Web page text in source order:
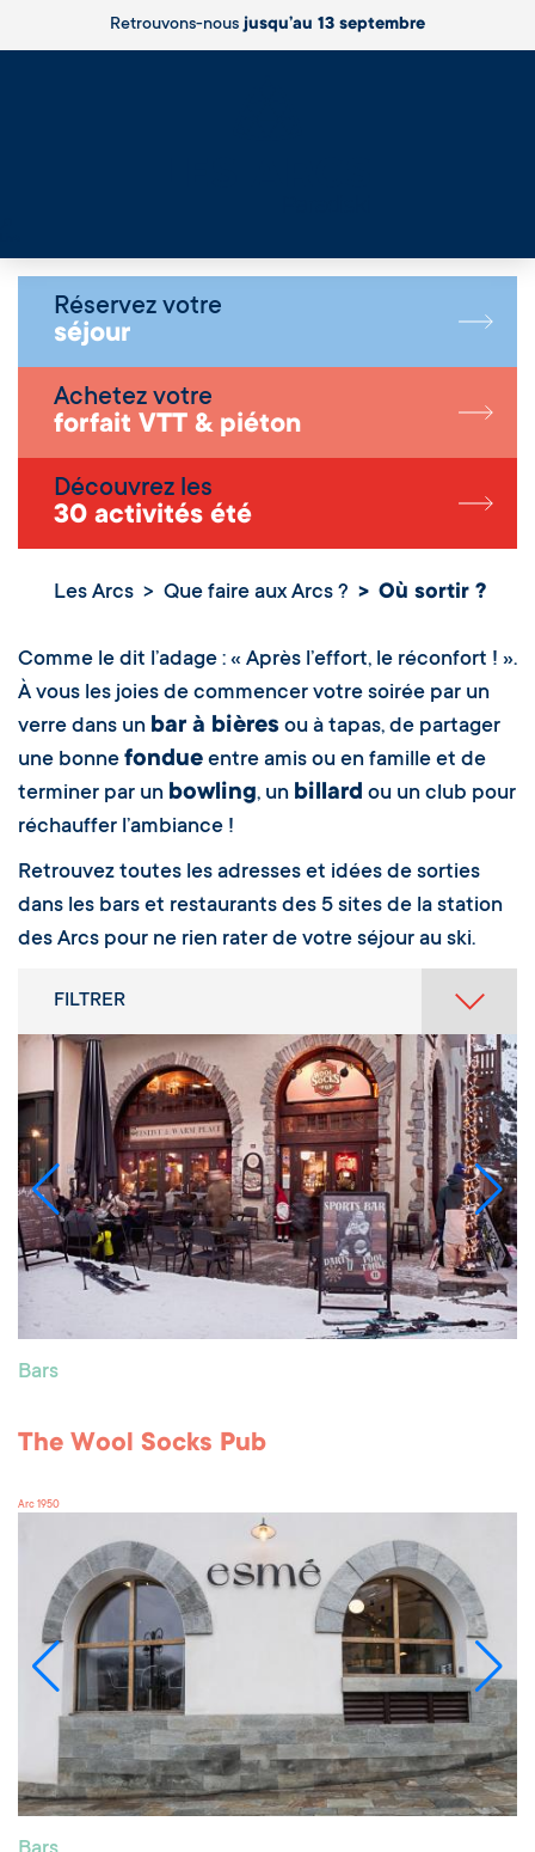
Retrouvons-nousjusqu’au 13 septembre
Réservez votre
séjour
Achetez votre
forfait VTT & piéton
Découvrez les
30 activités été
Les Arcs Que faire aux Arcs ? Où sortir ?
Comme le dit l’adage : « Après l’effort, le réconfort ! ».
À vous les joies de commencer votre soirée par un
verre dans un bar à bières ou à tapas, de partager
une bonne fondue entre amis ou en famille et de
terminer par un bowling, un billard ou un club pour
réchauffer l’ambiance !
Retrouvez toutes les adresses et idées de sorties
dans les bars et restaurants des 5 sites de la station
des Arcs pour ne rien rater de votre séjour au ski.
FILTRER
Bars
The Wool Socks Pub
Arc 1950